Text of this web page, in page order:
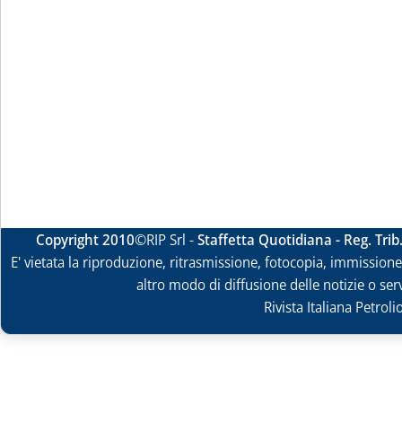
Copyright 2010©RIP Srl -Staffetta Quotidiana - Reg.
E' vietata la riproduzione, ritrasmissione, fotocopia,
altro modo di diffusione delle notizie o
Rivista Italiana